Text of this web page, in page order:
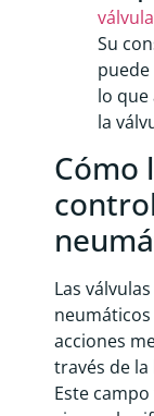
válvula
Su
lo que
la
Cómo
Las
acciones
través de
Este